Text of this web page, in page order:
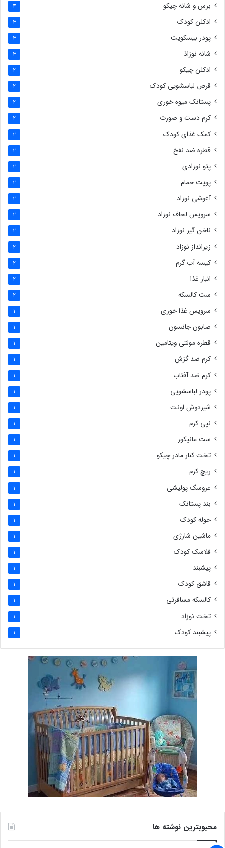
برس و شانه چیکو 4
ادکلن کودک 3
پودر بیسکویت 3
شانه نوزاذ 3
ادکلن چیکو 2
قرص لباسشویی کودک 2
پستانک میوه خوری 2
کرم دست و صورت 2
کمک غذای کودک 2
قطره ضد نفخ 2
پتو نوزادی 2
پوپت حمام 2
آغوشی نوزاد 2
سرویس لحاف نوزاد 2
ناخن گیر نوزاد 2
زیرانداز نوزاد 2
کیسه آب گرم 2
انبار غذا 2
ست کالسکه 2
سرویس غذا خوری 1
صابون جانسون 1
قطره مولتی ویتامین 1
کرم ضد گزش 1
کرم ضد آفتاب 1
پودر لباسشویی 1
شیردوش اونت 1
نپی کرم 1
ست مانیکور 1
تخت کنار مادر چیکو 1
ریچ کرم 1
عروسک پولیشی 1
بند پستانک 1
حوله کودک 1
ماشین شارژی 1
فلاسک کودک 1
پیشبند 1
قاشق کودک 1
کالسکه مسافرتی 1
تخت نوزاد 1
پیشبند کودک 1
محبوبترین نوشته ها